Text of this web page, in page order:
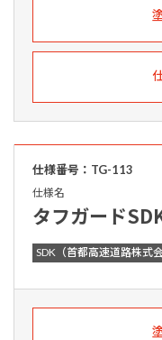
仕様番号：TG-113
仕様名
タフガード
SDK（首都高速道路株式会